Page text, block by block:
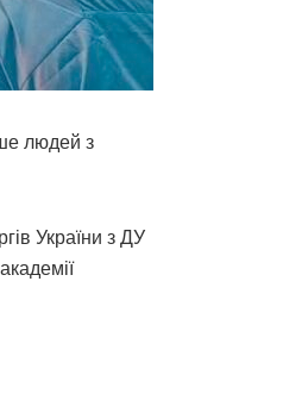
людей з
України з ДУ